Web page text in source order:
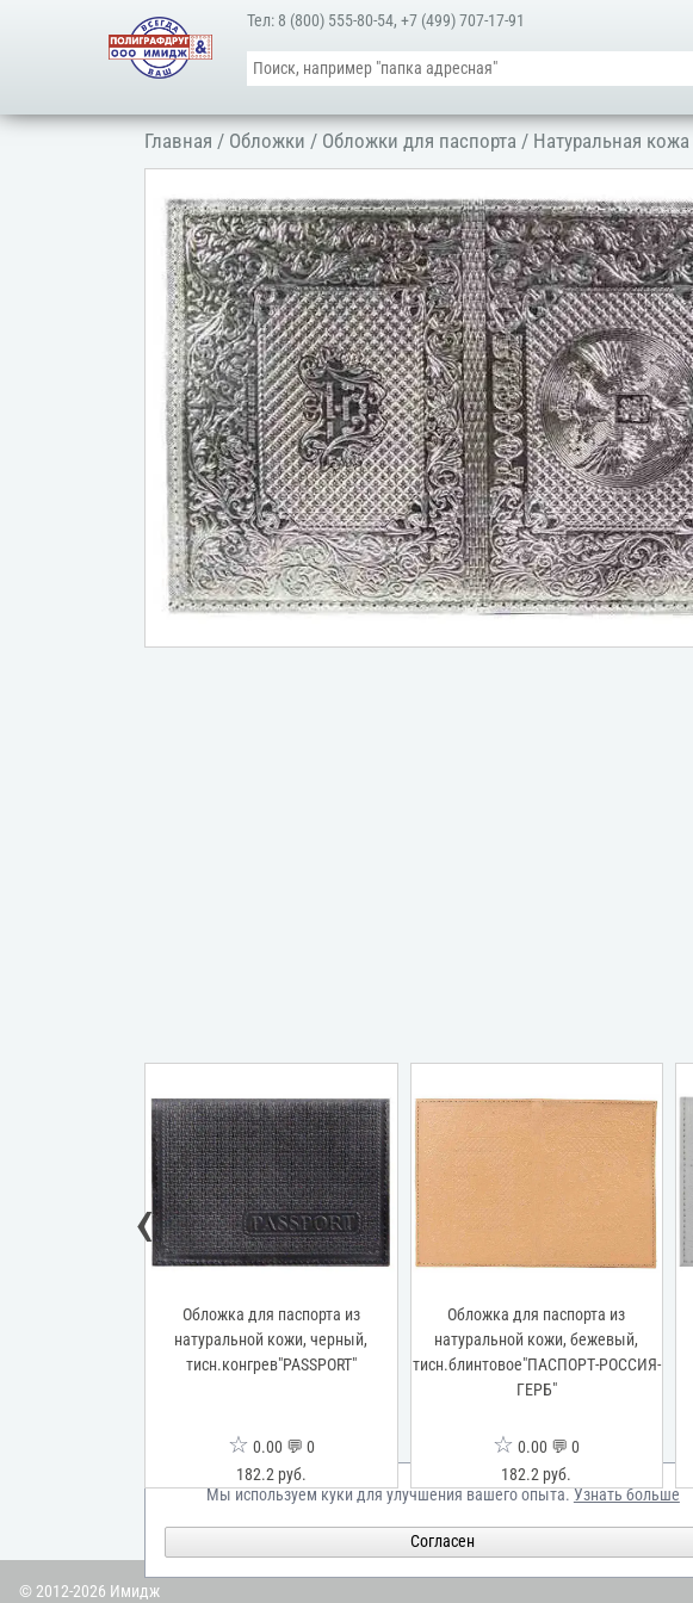
Тел: 8 (800) 555-80-54,+7 (499) 707-17-91
Главная / Обложки / Обложки для паспорта / Натуральная кожа
Обложка для паспорта из
натуральной кожи, черный,
тисн.конгрев"PASSPORT"
☆ 0.00 💬 0
182.2 руб.
Обложка для паспорта из
натуральной кожи, бежевый,
тисн.блинтовое"ПАСПОРТ-РОССИЯ-
ГЕРБ"
☆ 0.00 💬 0
182.2 руб.
‹
Мы используем куки для улучшения вашего опыта.Узнать больше
Согласен
© 2012-2026 Имидж